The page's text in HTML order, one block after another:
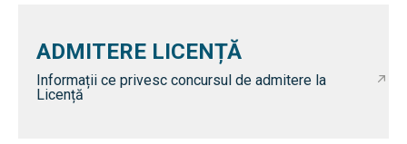
ADMITERE LICENȚĂ
Informații ce privesc concursul de admitere la
Licență